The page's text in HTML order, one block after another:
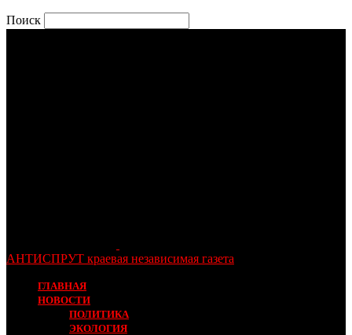
Поиск
АНТИСПРУТ краевая независимая газета
ГЛАВНАЯ
НОВОСТИ
ПОЛИТИКА
ЭКОЛОГИЯ